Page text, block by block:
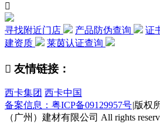

寻找附近门店 产品防伪查询 证
建资质
莱茵认证查询
 友情链接：
西卡集团 西卡中国
备案信息：粤ICP备09129957号|版权
（广州）建材有限公司 All rights